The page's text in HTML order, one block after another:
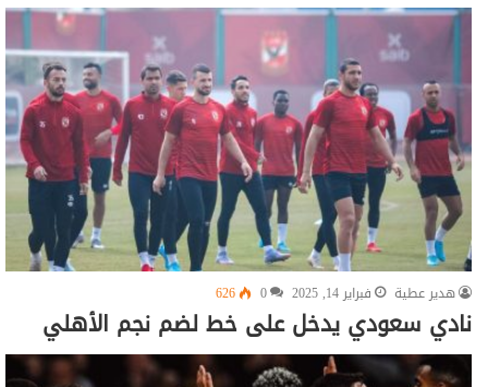
هدير عطية فبراير 14, 2025 0
626
نادي سعودي يدخل على خط لضم نجم الأهلي